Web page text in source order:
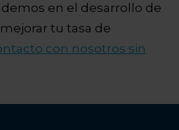
en el desarrollo de
tu tasa de
con nosotros sin